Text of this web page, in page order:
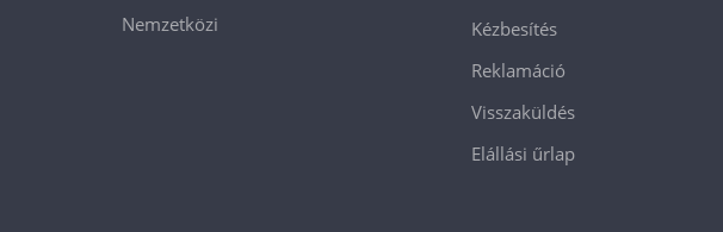
Nemzetközi
Kézbesítés
Reklamáció
Visszaküldés
Elállási űrlap